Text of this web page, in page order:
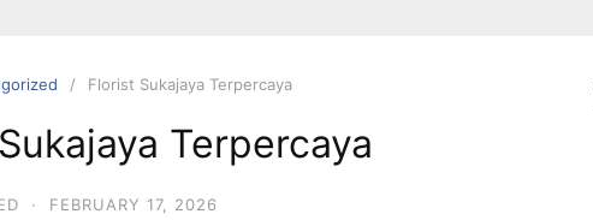
Florist Sukajaya Terpercaya
Terpercaya
· FEBRUARY 17, 2026